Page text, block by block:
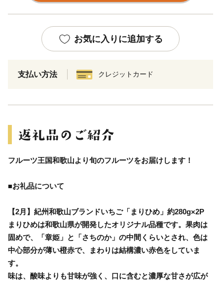
お気に入りに追加する
支払い方法 クレジットカード
フルーツ王国和歌山より旬のフルーツをお届けします！
■お礼品について
【2月】紀州和歌山ブランドいちご「まりひめ」約280g×2P
まりひめは和歌山県が開発したオリジナル品種です。果肉は
固めで、「章姫」と「さちのか」の中間くらいとされ、色は
中心部分が薄い橙赤で、まわりは結構濃い赤色をしていま
す。
味は、酸味よりも甘味が強く、口に含むと濃厚な甘さが広が